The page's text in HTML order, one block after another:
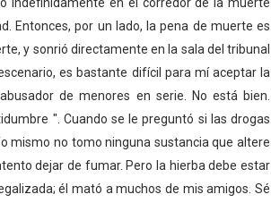
Entonces, por un lado, la pena de muerte es
y sonrió directamente en la sala del tribunal
es bastante difícil para mí aceptar la
de menores en serie. No está bien.
". Cuando se le preguntó si las drogas
mismo no tomo ninguna sustancia que altere
dejar de fumar. Pero la hierba debe estar
él mató a muchos de mis amigos. Sé